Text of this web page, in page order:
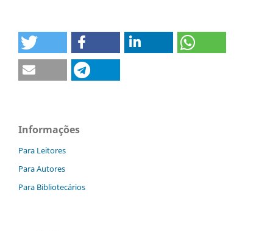
Informações
Para Leitores
Para Autores
Para Bibliotecários